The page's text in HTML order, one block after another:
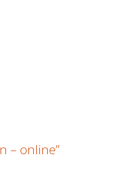
– online”